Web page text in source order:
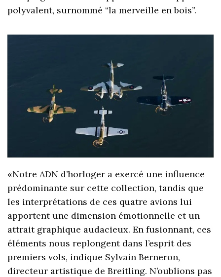
polyvalent, surnommé “la merveille en bois”.
«Notre ADN d’horloger a exercé une influence
prédominante sur cette collection, tandis que
les interprétations de ces quatre avions lui
apportent une dimension émotionnelle et un
attrait graphique audacieux. En fusionnant, ces
éléments nous replongent dans l’esprit des
premiers vols, indique Sylvain Berneron,
directeur artistique de Breitling. N’oublions pas